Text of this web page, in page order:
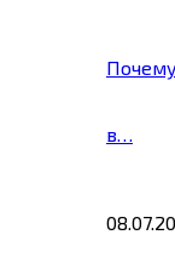
в…